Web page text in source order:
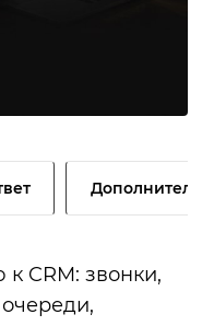
CRM: звонки,